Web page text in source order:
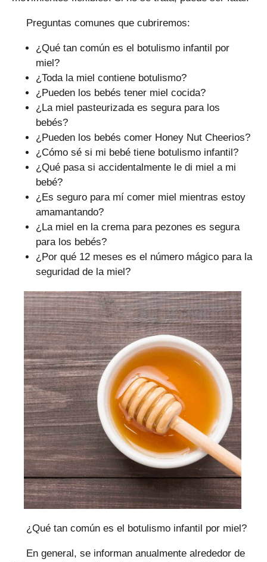
Preguntas comunes que cubriremos:
¿Qué tan común es el botulismo infantil por
miel?
¿Toda la miel contiene botulismo?
¿Pueden los bebés tener miel cocida?
¿La miel pasteurizada es segura para los
bebés?
¿Pueden los bebés comer Honey Nut Cheerios?
¿Cómo sé si mi bebé tiene botulismo infantil?
¿Qué pasa si accidentalmente le di miel a mi
bebé?
¿Es seguro para mí comer miel mientras estoy
amamantando?
¿La miel en la crema para pezones es segura
para los bebés?
¿Por qué 12 meses es el número mágico para la
seguridad de la miel?
¿Qué tan común es el botulismo infantil por miel?
En general, se informan anualmente alrededor de